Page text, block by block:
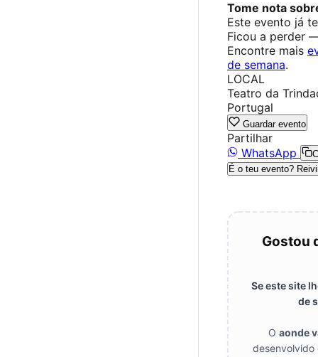
Tome nota
Este evento já
Ficou a perder
Encontre mais
de semana.
LOCAL
Teatro da
Portugal
Guardar evento
Partilhar
WhatsApp
É o teu evento?
Gostou
Se este site
de
O aonde
desenvolvido